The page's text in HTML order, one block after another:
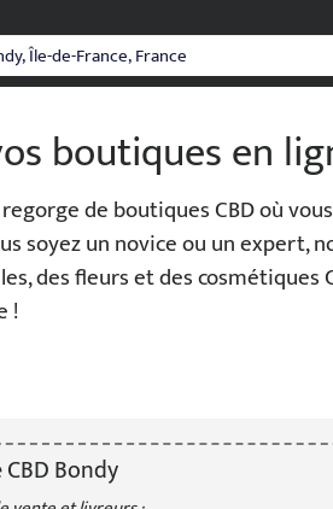
boutiques en
de boutiques CBD où
soyez un novice ou un expert,
des fleurs et des cosmétiques
!
Bondy